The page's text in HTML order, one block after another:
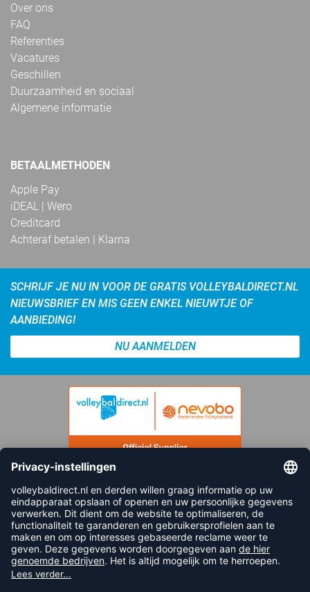
Over ons
FAQ
Referenties
Vacatures
Geschillen
Duurzaamheid en sociaal
Algemene informatie
BETAALMETHODEN
Apple Pay
iDEAL | Wero
Creditcard
Achteraf betalen | Klarna
SCHRIJF JE NU IN VOOR DE GRATIS VOLLEYBALDIRECT.NL
NIEUWSBRIEF EN MIS GEEN ENKEL NIEUWTJE OF
AANBIEDING!
NU AANMELDEN
FOLLOW US